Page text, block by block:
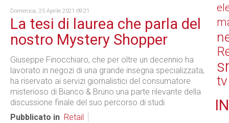
Domenica, 25 Aprile 2021 09:21
La tesi di laurea che parla del
nostro Mystery Shopper
Giuseppe Finocchiaro, che per oltre un decennio ha
lavorato in negozi di una grande insegna specializzata,
ha riservato ai servizi giornalistici del consumatore
misterioso di Bianco & Bruno una parte rilevante della
discussione finale del suo percorso di studi.
Pubblicato in Retail
tv
IN